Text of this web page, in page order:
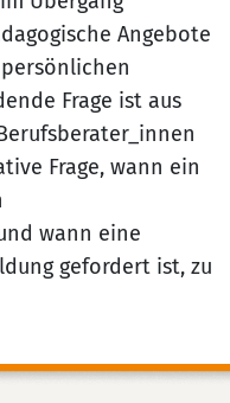
Angebote
Frage ist aus
Frage, wann ein
wann eine
gefordert ist, zu